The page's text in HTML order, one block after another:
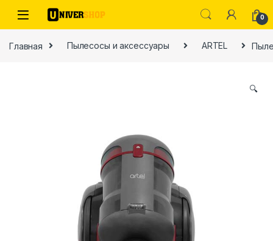
Skip to navigation
Skip to content
0
Главная Пылесосы и аксессуары ARTEL
🔍